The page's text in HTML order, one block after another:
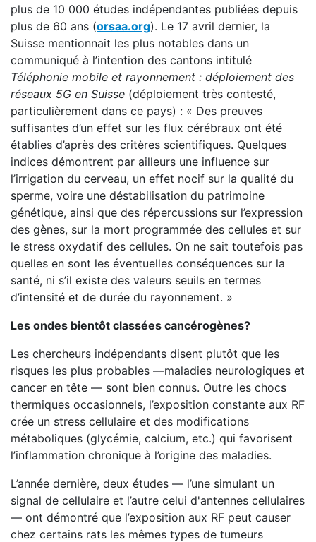
plus de 10 000 études indépendantes publiées depuis
plus de 60 ans (orsaa.org). Le 17 avril dernier, la
Suisse mentionnait les plus notables dans un
communiqué à l’intention des cantons intitulé
Téléphonie mobile et rayonnement : déploiement des
réseaux 5G en Suisse (déploiement très contesté,
particulièrement dans ce pays) : « Des preuves
suffisantes d’un effet sur les flux cérébraux ont été
établies d’après des critères scientifiques. Quelques
indices démontrent par ailleurs une influence sur
l’irrigation du cerveau, un effet nocif sur la qualité du
sperme, voire une déstabilisation du patrimoine
génétique, ainsi que des répercussions sur l’expression
des gènes, sur la mort programmée des cellules et sur
le stress oxydatif des cellules. On ne sait toutefois pas
quelles en sont les éventuelles conséquences sur la
santé, ni s’il existe des valeurs seuils en termes
d’intensité et de durée du rayonnement. »
Les ondes bientôt classées cancérogènes?
Les chercheurs indépendants disent plutôt que les
risques les plus probables —maladies neurologiques et
cancer en tête — sont bien connus. Outre les chocs
thermiques occasionnels, l’exposition constante aux RF
crée un stress cellulaire et des modifications
métaboliques (glycémie, calcium, etc.) qui favorisent
l’inflammation chronique à l’origine des maladies.
L’année dernière, deux études — l’une simulant un
signal de cellulaire et l’autre celui d'antennes cellulaires
— ont démontré que l’exposition aux RF peut causer
chez certains rats les mêmes types de tumeurs